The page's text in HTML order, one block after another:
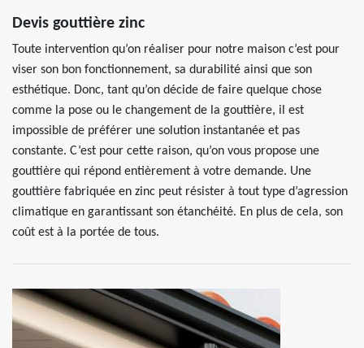
Devis gouttière zinc
Toute intervention qu’on réaliser pour notre maison c’est pour
viser son bon fonctionnement, sa durabilité ainsi que son
esthétique. Donc, tant qu’on décide de faire quelque chose
comme la pose ou le changement de la gouttière, il est
impossible de préférer une solution instantanée et pas
constante. C’est pour cette raison, qu’on vous propose une
gouttière qui répond entièrement à votre demande. Une
gouttière fabriquée en zinc peut résister à tout type d’agression
climatique en garantissant son étanchéité. En plus de cela, son
coût est à la portée de tous.